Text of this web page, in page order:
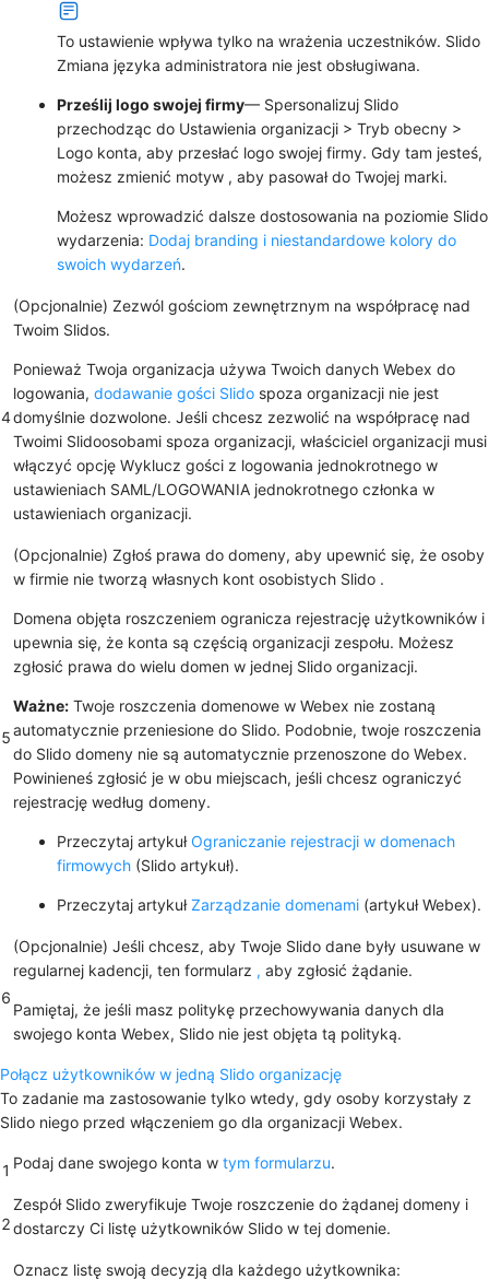
To ustawienie wpływa tylko na wrażenia uczestników. Slido
Zmiana języka administratora nie jest obsługiwana.
Prześlij logo swojej firmy— Spersonalizuj Slido
przechodząc do Ustawienia organizacji > Tryb obecny >
Logo konta, aby przesłać logo swojej firmy. Gdy tam jesteś,
możesz zmienić motyw , aby pasował do Twojej marki.
Możesz wprowadzić dalsze dostosowania na poziomie Slido
wydarzenia: Dodaj branding i niestandardowe kolory do
swoich wydarzeń.
4
(Opcjonalnie) Zezwól gościom zewnętrznym na współpracę nad
Twoim Slidos.
Ponieważ Twoja organizacja używa Twoich danych Webex do
logowania, dodawanie gości Slido spoza organizacji nie jest
domyślnie dozwolone. Jeśli chcesz zezwolić na współpracę nad
Twoimi Slidoosobami spoza organizacji, właściciel organizacji musi
włączyć opcję Wyklucz gości z logowania jednokrotnego w
ustawieniach SAML/LOGOWANIA jednokrotnego członka w
ustawieniach organizacji.
5
(Opcjonalnie) Zgłoś prawa do domeny, aby upewnić się, że osoby
w firmie nie tworzą własnych kont osobistych Slido .
Domena objęta roszczeniem ogranicza rejestrację użytkowników i
upewnia się, że konta są częścią organizacji zespołu. Możesz
zgłosić prawa do wielu domen w jednej Slido organizacji.
Ważne: Twoje roszczenia domenowe w Webex nie zostaną
automatycznie przeniesione do Slido. Podobnie, twoje roszczenia
do Slido domeny nie są automatycznie przenoszone do Webex.
Powinieneś zgłosić je w obu miejscach, jeśli chcesz ograniczyć
rejestrację według domeny.
Przeczytaj artykułOgraniczanie rejestracji w domenach
firmowych (Slido artykuł).
Przeczytaj artykułZarządzanie domenami (artykuł Webex).
6
(Opcjonalnie) Jeśli chcesz, aby Twoje Slido dane były usuwane w
regularnej kadencji, ten formularz , aby zgłosić żądanie.
Pamiętaj, że jeśli masz politykę przechowywania danych dla
swojego konta Webex, Slido nie jest objęta tą polityką.
Połącz użytkowników w jedną Slido organizację
To zadanie ma zastosowanie tylko wtedy, gdy osoby korzystały z
Slido niego przed włączeniem go dla organizacji Webex.
1 Podaj dane swojego konta w tym formularzu.
2
Zespół Slido zweryfikuje Twoje roszczenie do żądanej domeny i
dostarczy Ci listę użytkowników Slido w tej domenie.
Oznacz listę swoją decyzją dla każdego użytkownika: